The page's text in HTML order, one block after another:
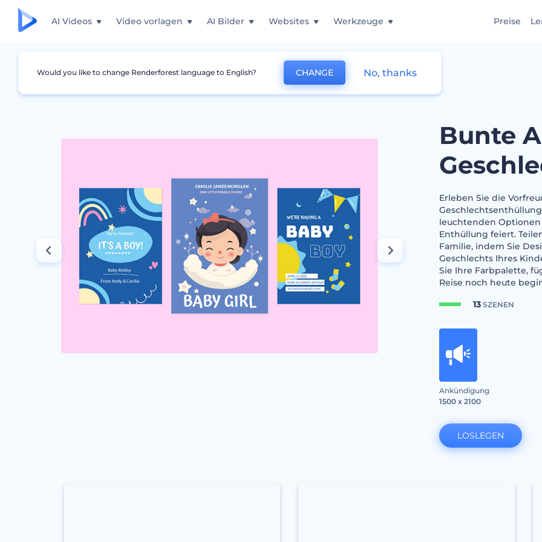
AI Videos Video vorlagen AI Bilder Websites Werkzeuge Preise
Grafiken Ankündigung Bunte Ankündigungen zur Geschlechterenthüllung
Bunte
Erleben Sie die
leuchtenden Optionen
Enthüllung feiert.
Familie, indem Sie
Geschlechts Ihres
Sie Ihre Farbpalette,
Reise noch heute
13SZENEN
Ankündigung
1500 x 2100
LOSLEGEN
Would you like to change Renderforest language to English? CHANGE No, thanks